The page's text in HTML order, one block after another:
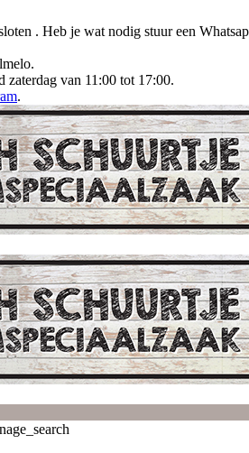
. Heb je wat nodig stuur een
zaterdag van 11:00 tot 17:00.
.